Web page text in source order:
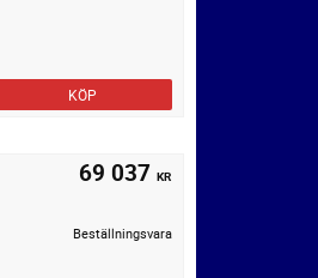
KÖP
69 037 KR
Beställningsvara